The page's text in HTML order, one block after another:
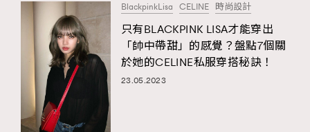
BlackpinkLisa CELINE 時尚設計
只有BLACKPINK LISA才能穿出
「帥中帶甜」的感覺？盤點7個關
於她的CELINE私服穿搭秘訣！
23.05.2023